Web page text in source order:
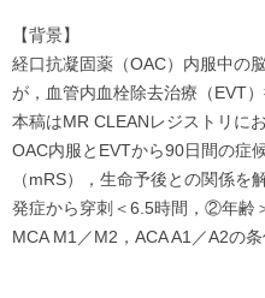
【背景】
経口抗凝固薬（OAC）内服中の
が，血管内血栓除去治療（EVT
本稿はMR CLEANレジストリに
OAC内服とEVTから90日間の症
（mRS），生命予後との関係
発症から穿刺＜6.5時間，②年齢
MCA M1／M2，ACA A1／A2の